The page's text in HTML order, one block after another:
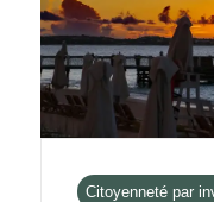
Citoyenneté par